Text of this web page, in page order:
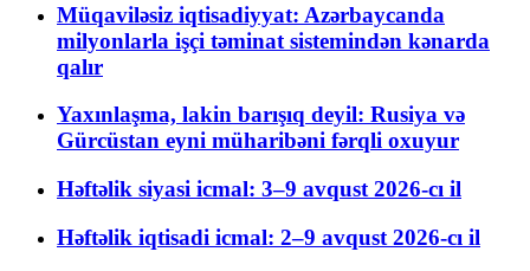
Müqaviləsiz iqtisadiyyat: Azərbaycanda
milyonlarla işçi təminat sistemindən kənarda
qalır
Yaxınlaşma, lakin barışıq deyil: Rusiya və
Gürcüstan eyni müharibəni fərqli oxuyur
Həftəlik siyasi icmal: 3–9 avqust 2026-cı il
Həftəlik iqtisadi icmal: 2–9 avqust 2026-cı il